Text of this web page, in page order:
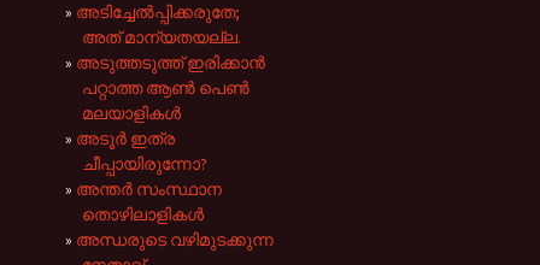
അടിച്ചേൽപ്പിക്കരുതേ;
അത് മാന്യതയല്ല.
അടുത്തടുത്ത് ഇരിക്കാൻ
പറ്റാത്ത ആൺ പെൺ
മലയാളികൾ
അടൂർ ഇത്ര
ചീപ്പായിരുന്നോ?
അന്തർ സംസ്ഥാന
തൊഴിലാളികൾ
അന്ധരുടെ വഴിമുടക്കുന്ന